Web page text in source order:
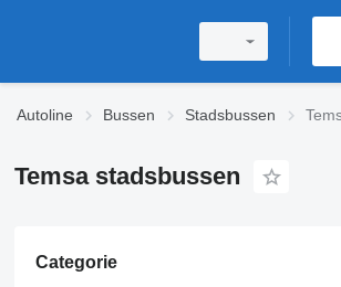
Autoline Bussen Stadsbussen
Temsa stadsbussen
Categorie